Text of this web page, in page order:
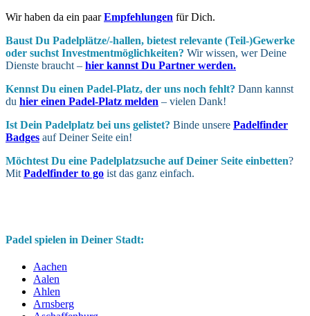
Wir haben da ein paarEmpfehlungen für Dich.
Baust Du Padel­plätze/-hallen, bietest relevante (Teil-)Gewerke
oder suchst In­vest­ment­möglich­keiten? Wir wissen, wer Deine
Dienste braucht – hier kannst Du Partner werden.
Kennst Du einen Padel-Platz, der uns noch fehlt? Dann kannst
du hier einen Padel-Platz melden – vielen Dank!
Ist Dein Padel­platz bei uns gelistet? Binde unsere Padelfinder
Badges auf Deiner Seite ein!
Möchtest Du eine Padel­platz­suche auf Deiner Seite ein­betten?
MitPadelfinder to go ist das ganz einfach.
Padel spielen in Deiner Stadt:
Aachen
Aalen
Ahlen
Arnsberg